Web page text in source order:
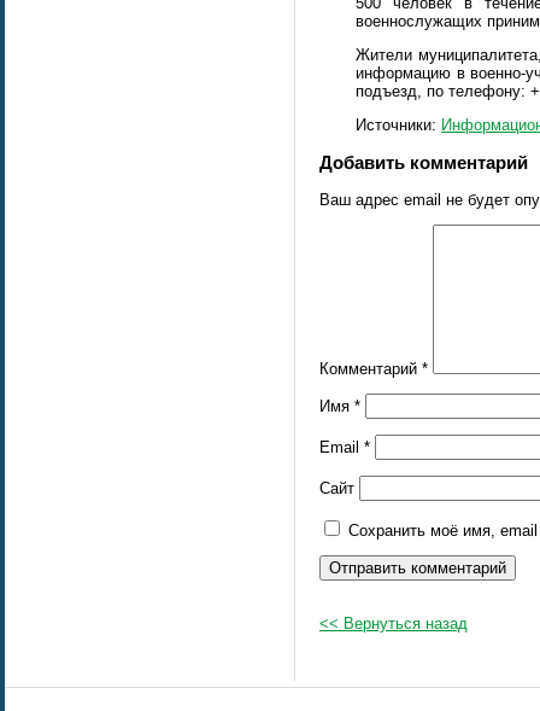
военнослужащих
Жители
информацию в военно-
подъезд, по телефону:
Источники:
Добавить комментарий
Ваш адрес email не будет
Комментарий *
Имя *
Email *
Сайт
Сохранить моё имя,
<< Вернуться назад